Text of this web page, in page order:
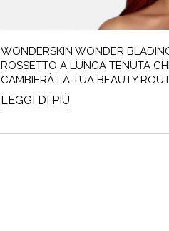
WONDERSKIN WONDER
ROSSETTO A LUNGA TENUTA
CAMBIERÀ LA TUA BEAUTY
LEGGI DI PIÙ